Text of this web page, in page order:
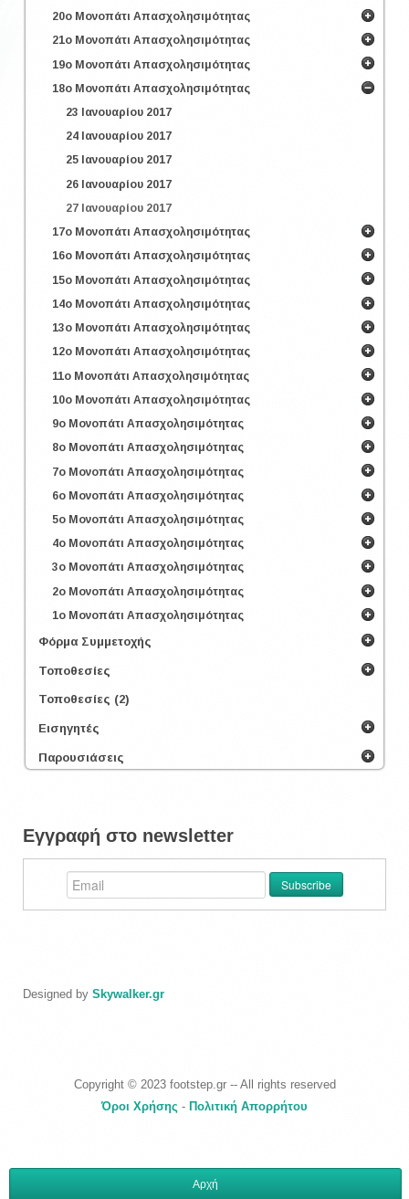
20ο Μονοπάτι Απασχολησιμότητας
21ο Μονοπάτι Απασχολησιμότητας
19ο Μονοπάτι Απασχολησιμότητας
18ο Μονοπάτι Απασχολησιμότητας
23 Ιανουαρίου 2017
24 Ιανουαρίου 2017
25 Ιανουαρίου 2017
26 Ιανουαρίου 2017
27 Ιανουαρίου 2017
17ο Μονοπάτι Απασχολησιμότητας
16ο Μονοπάτι Απασχολησιμότητας
15ο Μονοπάτι Απασχολησιμότητας
14ο Μονοπάτι Απασχολησιμότητας
13ο Μονοπάτι Απασχολησιμότητας
12ο Μονοπάτι Απασχολησιμότητας
11ο Μονοπάτι Απασχολησιμότητας
10ο Μονοπάτι Απασχολησιμότητας
9ο Μονοπάτι Απασχολησιμότητας
8ο Μονοπάτι Απασχολησιμότητας
7ο Μονοπάτι Απασχολησιμότητας
6ο Μονοπάτι Απασχολησιμότητας
5ο Μονοπάτι Απασχολησιμότητας
4ο Μονοπάτι Απασχολησιμότητας
3ο Μονοπάτι Απασχολησιμότητας
2ο Μονοπάτι Απασχολησιμότητας
1ο Μονοπάτι Απασχολησιμότητας
Φόρμα Συμμετοχής
Τοποθεσίες
Τοποθεσίες (2)
Εισηγητές
Παρουσιάσεις
Εγγραφή στο newsletter
Designed by Skywalker.gr
Copyright © 2023 footstep.gr -- All rights reserved
Όροι Χρήσης - Πολιτική Απορρήτου
Αρχή